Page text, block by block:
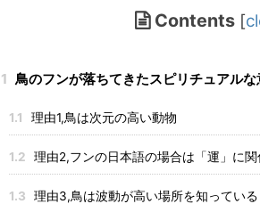
Contents [
1 鳥のフンが落ちてきたスピリチュアルな
1.1 理由1,鳥は次元の高い動物
1.2 理由2,フンの日本語の場合は「運」に関
1.3 理由3,鳥は波動が高い場所を知っている